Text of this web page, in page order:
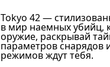
Tokyo 42 —
в мир наемных убийц,
оружие, раскрывай
параметров
режимов ждут тебя.